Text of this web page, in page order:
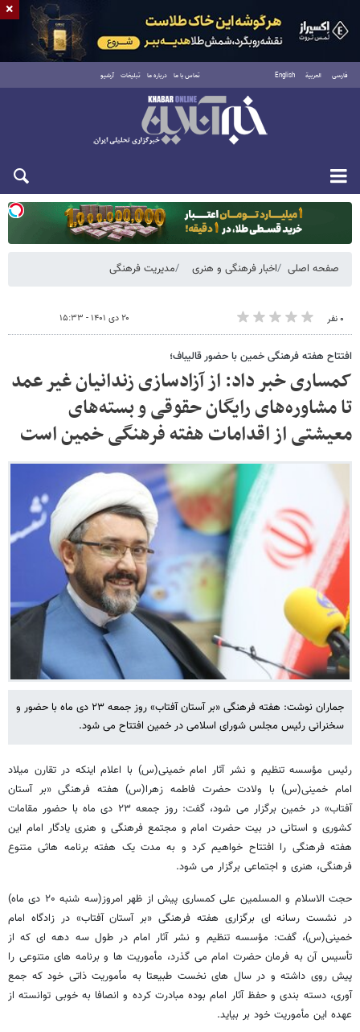
فارسی العربية English تماس با ما درباره ما تبلیغات آرشیو
یکشنبه ۱۸ مرداد ۱۴۰۵
صفحه اصلی اخبار فرهنگی و هنری مدیریت فرهنگی
۰ نفر ۲۰ دی ۱۴۰۱ - ۱۵:۳۳
افتتاح هفته فرهنگی خمین با حضور قالیباف؛
کمساری خبر داد: از آزادسازی زندانیان غیر عمد
تا مشاوره‌های رایگان حقوقی و بسته‌های
معیشتی از اقدامات هفته فرهنگی خمین است
جماران نوشت: هفته فرهنگی «بر آستان آفتاب» روز جمعه ۲۳ دی ماه با حضور و
سخنرانی رئیس مجلس شورای اسلامی در خمین افتتاح می شود.
رئیس مؤسسه تنظیم و نشر آثار امام خمینی(س) با اعلام اینکه در تقارن میلاد
امام خمینی(س) با ولادت حضرت فاطمه زهرا(س) هفته فرهنگی «بر آستان
آفتاب» در خمین برگزار می شود، گفت: روز جمعه ۲۳ دی ماه با حضور مقامات
کشوری و استانی در بیت حضرت امام و مجتمع فرهنگی و هنری یادگار امام این
هفته فرهنگی را افتتاح خواهیم کرد و به مدت یک هفته برنامه هاثی متنوع
فرهنگی، هنری و اجتماعی برگزار می شود.
حجت الاسلام و المسلمین علی کمساری پیش از ظهر امروز(سه شنبه ۲۰ دی ماه)
در نشست رسانه ای برگزاری هفته فرهنگی «بر آستان آفتاب» در زادگاه امام
خمینی(س)، گفت: مؤسسه تنظیم و نشر آثار امام در طول سه دهه ای که از
تأسیس آن به فرمان حضرت امام می گذرد، مأموریت ها و برنامه های متنوعی را
پیش روی داشته و در سال های نخست طبیعتا به مأموریت ذاتی خود که جمع
آوری، دسته بندی و حفظ آثار امام بوده مبادرت کرده و انصافا به خوبی توانسته از
عهده این مأموریت خود بر بیاید.
×